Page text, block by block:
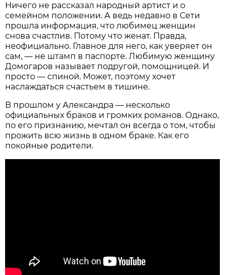
Ничего не рассказал народный артист и о
семейном положении. А ведь недавно в Сети
прошла информация, что любимец женщин
снова счастлив. Потому что женат. Правда,
неофициально. Главное для него, как уверяет он
сам, — не штамп в паспорте. Любимую женщину
Домогаров называет подругой, помощницей. И
просто — спиной. Может, поэтому хочет
наслаждаться счастьем в тишине.
В прошлом у Александра — несколько
официальных браков и громких романов. Однако,
по его признанию, мечтал он всегда о том, чтобы
прожить всю жизнь в одном браке. Как его
покойные родители.